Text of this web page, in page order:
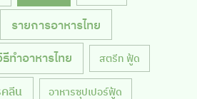
รายการอาหารไทย
ธีทำอาหารไทย สตรีท ฟู้ด
ลีน อาหารซุปเปอร์ฟู้ด